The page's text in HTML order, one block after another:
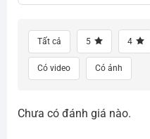
Tất cả 5 4
Có video Có ảnh
Chưa có đánh giá nào.